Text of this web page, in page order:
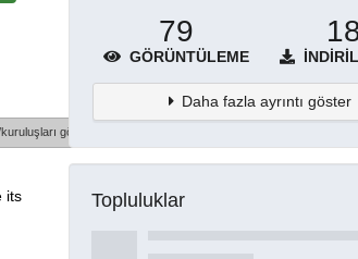
göster
its
79
GÖRÜNTÜLEME
Daha fazla ayrıntı göster
Topluluklar